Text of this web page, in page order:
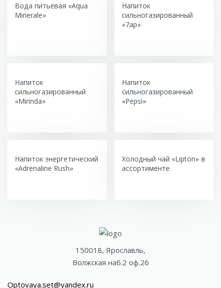
Вода питьевая «Aqua
Minerale»
Напиток
сильногазированный
«7ap»
Напиток
сильногазированный
«Mirinda»
Напиток
сильногазированный
«Pepsi»
Напиток энергетический
«Adrenaline Rush»
Холодный чай «Lipton» в
ассортименте
150018, Ярославль,
Волжская наб.2 оф.26
Optovaya.set@yandex.ru